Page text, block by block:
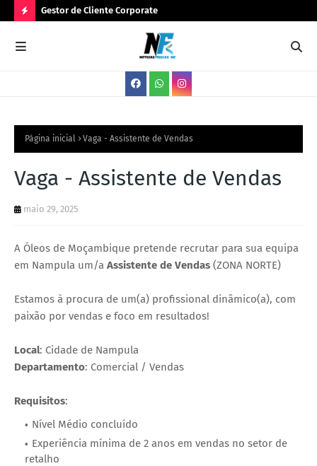
O
V
G
Gestor de Cliente Corporate
Página inicial Vaga - Assistente de Vendas
Vaga - Assistente de Vendas
maio 29, 2025
A Óleos de Moçambique pretende recrutar para sua equipa
em Nampula um/a Assistente de Vendas (ZONA NORTE)
Estamos à procura de um(a) profissional dinâmico(a), com
paixão por vendas e foco em resultados!
Local: Cidade de Nampula
Departamento: Comercial / Vendas
Requisitos:
Nível Médio concluído
Experiência mínima de 2 anos em vendas no setor de
retalho